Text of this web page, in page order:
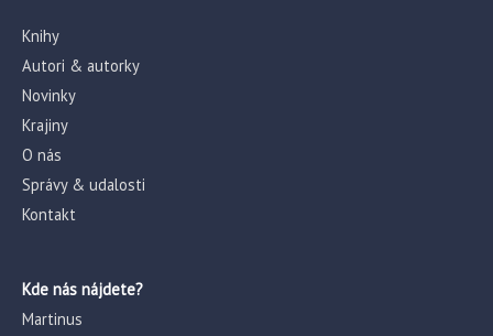
Knihy
Autori & autorky
Novinky
Krajiny
O nás
Správy & udalosti
Kontakt
Kde nás nájdete?
Martinus